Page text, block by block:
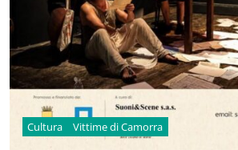
Cultura Vittime di Camorra